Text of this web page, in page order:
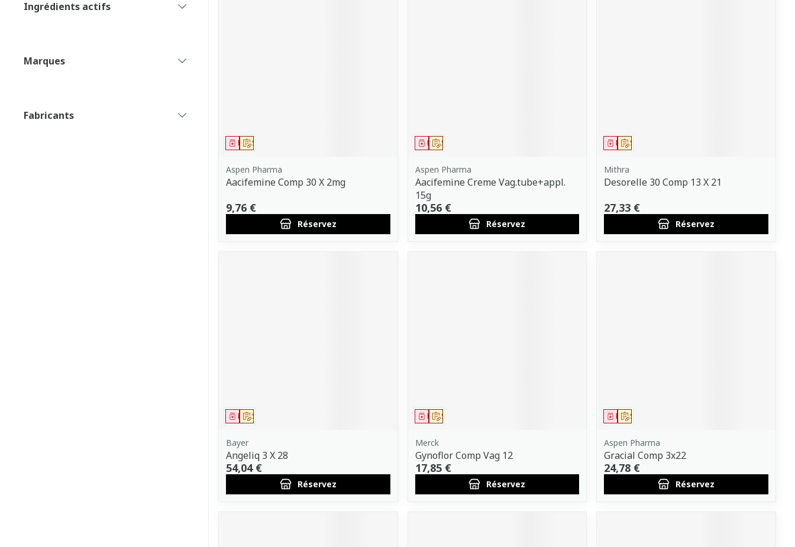
Ingrédients actifs
Marques
Fabricants
Sur prescription
Médicament
Aspen Pharma
Aacifemine Comp 30 X 2mg
9,76 €
Réservez
Sur prescription
Médicament
Aspen Pharma
Aacifemine Creme Vag.tube+appl.
15g
10,56 €
Réservez
Sur prescription
Médicament
Mithra
Desorelle 30 Comp 13 X 21
27,33 €
Réservez
Sur prescription
Médicament
Bayer
Angeliq 3 X 28
54,04 €
Réservez
Sur prescription
Médicament
Merck
Gynoflor Comp Vag 12
17,85 €
Réservez
Sur prescription
Médicament
Aspen Pharma
Gracial Comp 3x22
24,78 €
Réservez